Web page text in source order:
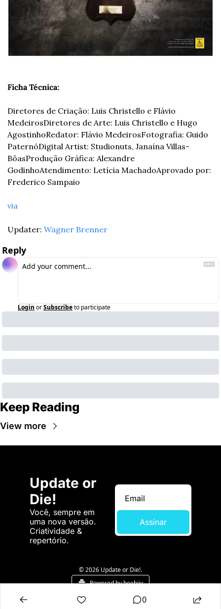
Ficha Técnica:
Diretores de Criação: Luis Christello e Flávio
MedeirosDiretores de Arte: Luis Christello e Hugo
AgostinhoRedator: Flávio MedeirosFotografia: Guido
PaternóDigital Artist: Studionuts, Janaína Villas-
BôasProdução Gráfica: Alexandre
GodinhoAtendimento: Letícia MachadoAprovado por:
Frederico Sampaio
via
Updater: Wagner Brenner
Reply
Login orSubscribeto participate
Keep Reading
View more
Update or
Die!
Você, sempre em
uma nova versão.
Criatividade &
repertório.
Assinar
© 2026 Update or Die!.
Powered by beehiiv
0